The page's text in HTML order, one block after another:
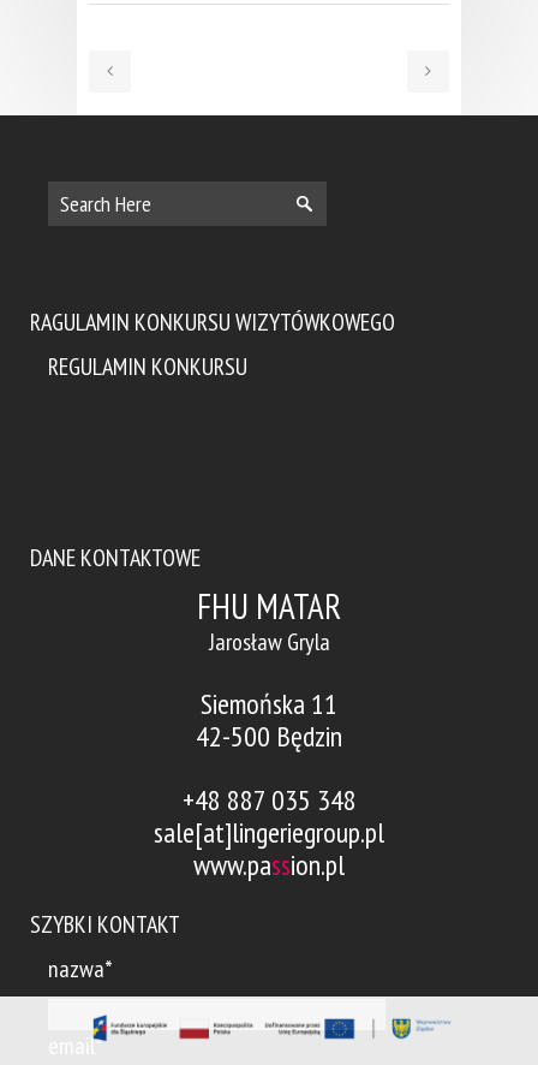
RAGULAMIN KONKURSU WIZYTÓWKOWEGO
REGULAMIN KONKURSU
DANE KONTAKTOWE
FHU MATAR
Jarosław Gryla
Siemońska 11
42-500 Będzin
+48 887 035 348
sale[at]lingeriegroup.pl
www.passion.pl
SZYBKI KONTAKT
nazwa*
email*